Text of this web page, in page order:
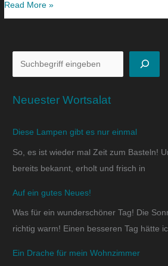
Read More »
Neuester Wortsalat
Diese Lampen gibt es nur einmal
So, es ist wieder mal Zeit zum Basteln!
bereits bekannt, erholt und frisch in
Auf ein gutes Neues!
Was für ein wunderschöner Tag! Die
richtig warm! Einen besseren Tag hätte
Ein Drache für mein Wohnzimmer